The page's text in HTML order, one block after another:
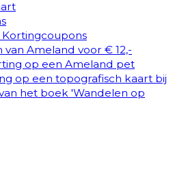
Ameland voor € 12,-
op een Ameland pet
op een topografisch kaart bij
het boek 'Wandelen op